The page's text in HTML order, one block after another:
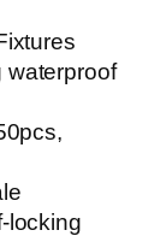
waterproof
locking